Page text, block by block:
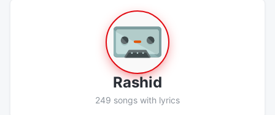
Rashid
249 songs with lyrics